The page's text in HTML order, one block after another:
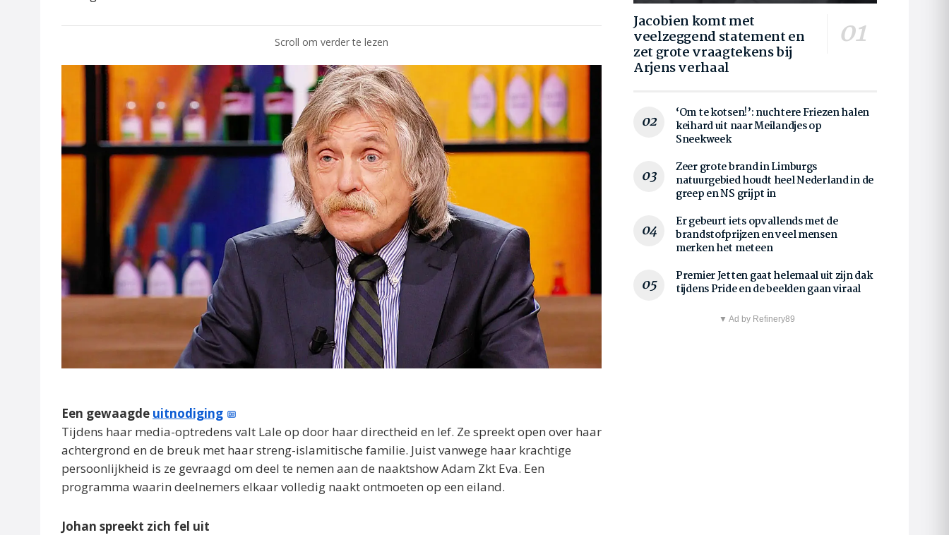
Scroll om verder te lezen
Een gewaagde uitnodiging
Tijdens haar media-optredens valt Lale op door haar directheid en lef. Ze spreekt open over haar
achtergrond en de breuk met haar streng-islamitische familie. Juist vanwege haar krachtige
persoonlijkheid is ze gevraagd om deel te nemen aan de naaktshow Adam Zkt Eva. Een
programma waarin deelnemers elkaar volledig naakt ontmoeten op een eiland.
Johan spreekt zich fel uit
Jacobien komt met
veelzeggend statement en
zet grote vraagtekens bij
Arjens verhaal
‘Om te kotsen!’: nuchtere Friezen halen
keihard uit naar Meilandjes op
Sneekweek
Zeer grote brand in Limburgs
natuurgebied houdt heel Nederland in de
greep en NS grijpt in
Er gebeurt iets opvallends met de
brandstofprijzen en veel mensen
merken het meteen
Premier Jetten gaat helemaal uit zijn dak
tijdens Pride en de beelden gaan viraal
▼ Ad by Refinery89